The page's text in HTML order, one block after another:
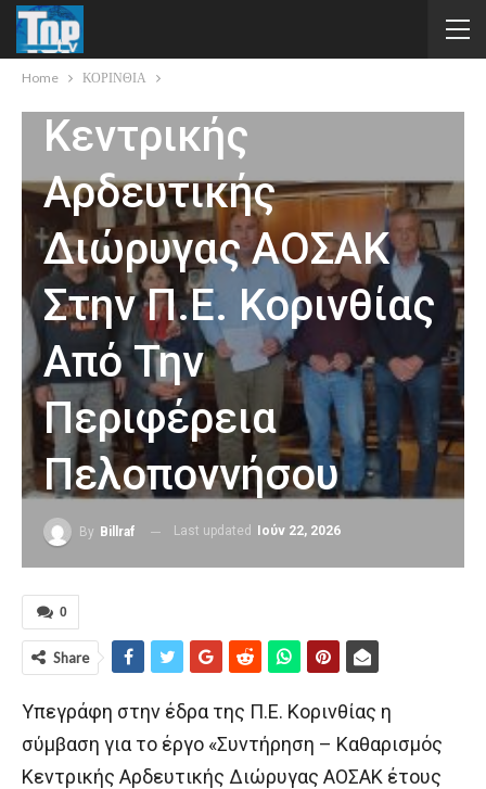
Home ΚΟΡΙΝΘΙΑ
Καθαρισμό Και Τη
Συντήρηση Της
Κεντρικής
Αρδευτικής
Διώρυγας ΑΟΣΑΚ
Στην Π.Ε. Κορινθίας
Από Την
Περιφέρεια
Πελοποννήσου
By Billraf Last updated Ιούν 22, 2026
0
Share
Υπεγράφη στην έδρα της Π.Ε. Κορινθίας η
σύμβαση για το έργο «Συντήρηση – Καθαρισμός
Κεντρικής Αρδευτικής Διώρυγας ΑΟΣΑΚ έτους